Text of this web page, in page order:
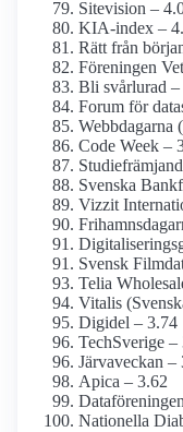
Sitevision –
KIA-index –
Rätt från
Föreningen
Bli svårlurad –
Forum för
Webbdagarna
Code Week –
Svenska
Vizzit
Svensk
Telia
Vitalis
Digidel – 3.74
TechSverige –
Järvaveckan –
Apica – 3.62
Nationella